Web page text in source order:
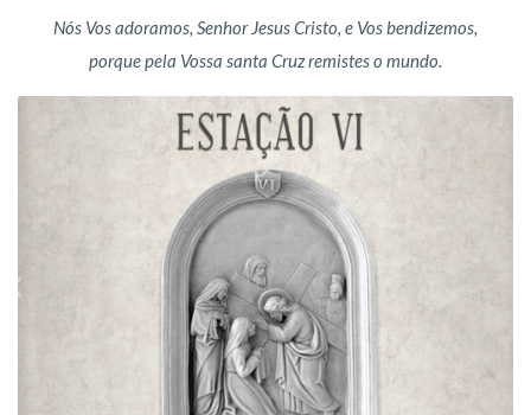
Nós Vos adoramos, Senhor Jesus Cristo, e Vos bendizemos,
porque pela Vossa santa Cruz remistes o mundo.